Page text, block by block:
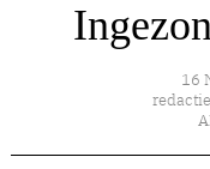
16